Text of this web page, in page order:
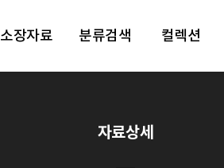
소장자료 분류검색 컬렉션
자료상세